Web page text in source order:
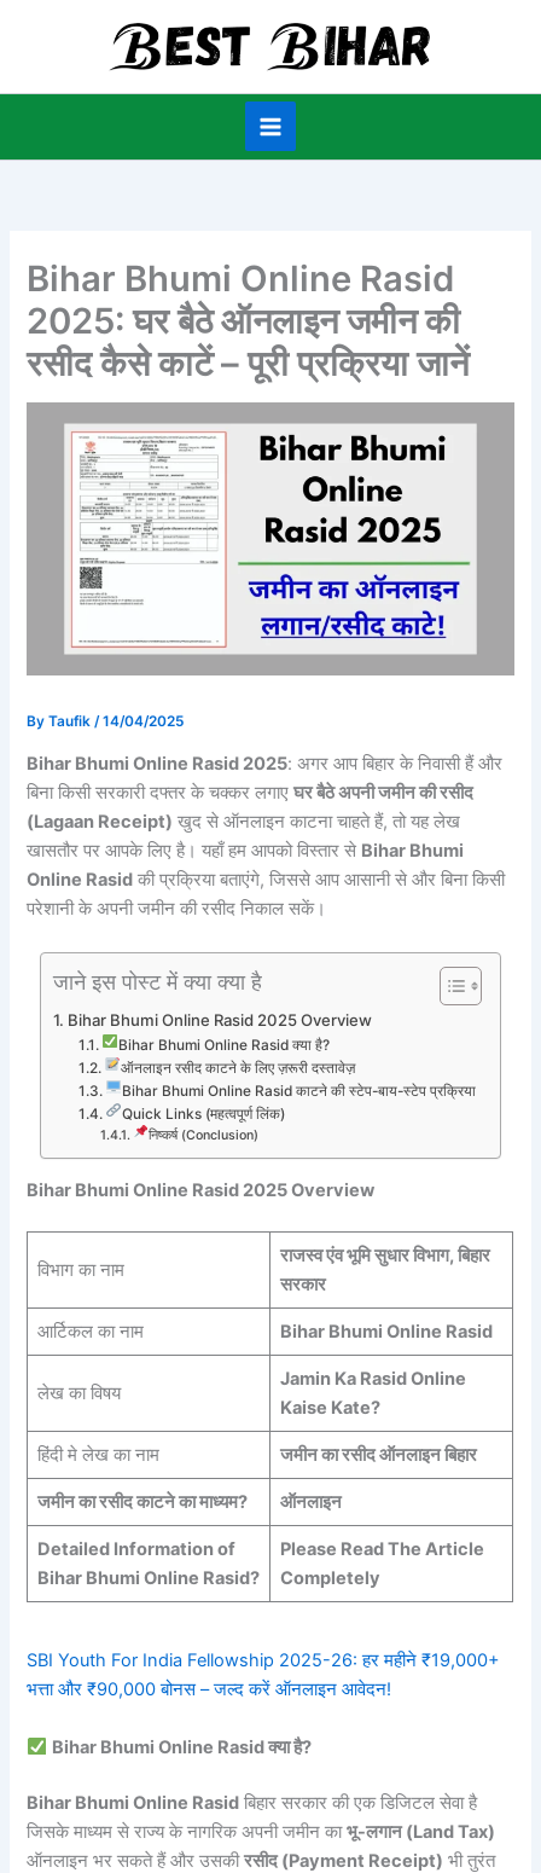
Bihar Bhumi Online Rasid
2025: घर बैठे ऑनलाइन जमीन की
रसीद कैसे काटें – पूरी प्रक्रिया जानें
ByTaufik /14/04/2025
Bihar Bhumi Online Rasid 2025: अगर आप बिहार के निवासी हैं और
बिना किसी सरकारी दफ्तर के चक्कर लगाएघर बैठे अपनी जमीन की रसीद
(Lagaan Receipt) खुद से ऑनलाइन काटना चाहते हैं, तो यह लेख
खासतौर पर आपके लिए है। यहाँ हम आपको विस्तार से Bihar Bhumi
Online Rasid की प्रक्रिया बताएंगे, जिससे आप आसानी से और बिना किसी
परेशानी के अपनी जमीन की रसीद निकाल सकें।
जाने इस पोस्ट में क्या क्या है
Bihar Bhumi Online Rasid 2025 Overview
Bihar Bhumi Online Rasid क्या है?
ऑनलाइन रसीद काटने के लिए ज़रूरी दस्तावेज़
Bihar Bhumi Online Rasid काटने की स्टेप-बाय-स्टेप प्रक्रिया
Quick Links (महत्वपूर्ण लिंक)
निष्कर्ष (Conclusion)
Bihar Bhumi Online Rasid 2025 Overview
विभाग का नाम
राजस्व एंव भूमि सुधार विभाग, बिहार
सरकार
आर्टिकल का नाम Bihar Bhumi Online Rasid
लेख का विषय
Jamin Ka Rasid Online
Kaise Kate?
हिंदी मे लेख का नाम जमीन का रसीद ऑनलाइन बिहार
जमीन का रसीद काटने का माध्यम? ऑनलाइन
Detailed Information of
Bihar Bhumi Online Rasid?
Please Read The Article
Completely
SBI Youth For India Fellowship 2025-26: हर महीने ₹19,000+
भत्ता और ₹90,000 बोनस – जल्द करें ऑनलाइन आवेदन!
Bihar Bhumi Online Rasid क्या है?
Bihar Bhumi Online Rasid बिहार सरकार की एक डिजिटल सेवा है
जिसके माध्यम से राज्य के नागरिक अपनी जमीन काभू-लगान (Land Tax)
ऑनलाइन भर सकते हैं और उसकीरसीद (Payment Receipt) भी तुरंत